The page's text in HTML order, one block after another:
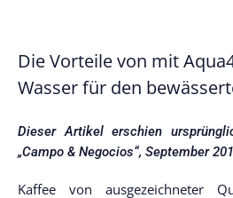
Die Vorteile von mit
Wasser für den
Dieser Artikel erschien
„Campo & Negocios“, September
Kaffee von ausgezeichneter